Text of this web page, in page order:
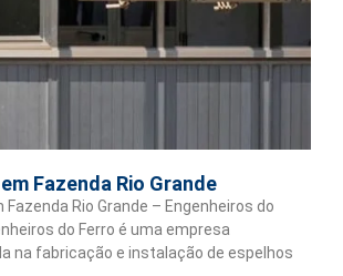
Fazenda Rio Grande
Fazenda Rio Grande – Engenheiros do
do Ferro é uma empresa
na fabricação e instalação de espelhos